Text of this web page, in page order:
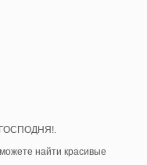
найти красивые